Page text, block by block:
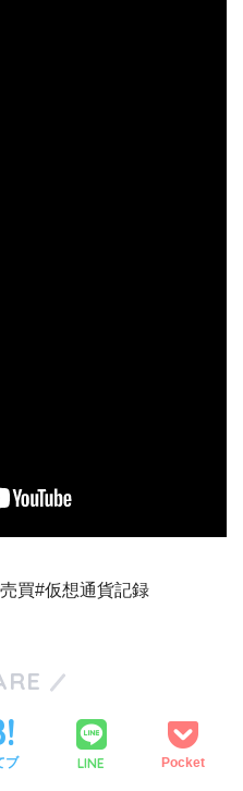
買#仮想通貨記録
ブ LINE Pocket